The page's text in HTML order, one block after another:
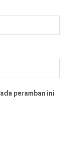
peramban ini